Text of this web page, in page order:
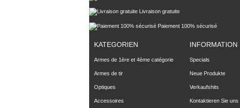
Livraison gratuite
Paiement 100% sécurisé
KATEGORIEN
Armes de 1ère et 4ème catégorie
Armes de tir
Optiques
Accessoires
INFORMATION
Specials
Neue Produkte
Verkaufshits
Kontaktieren Sie uns